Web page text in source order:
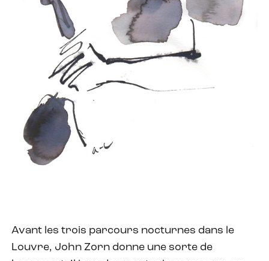
Avant les trois parcours nocturnes dans le
Louvre, John Zorn donne une sorte de